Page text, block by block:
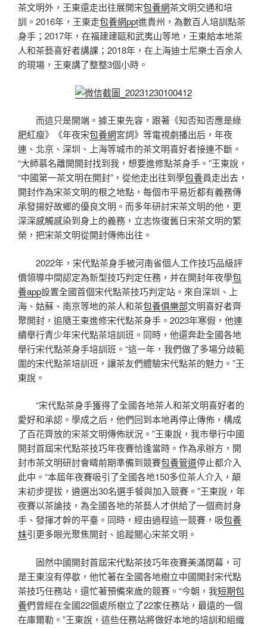
茶文明外，王東還走出往展開宋包養網茶文明交通和培
訓。2016年，王東走包養網ppt進貴州，為數百人培訓點茶
身手；2017年，在福建建甌和武夷山等地，王東給本地茶
人和茶藝喜好者講課；2018年，在上海迪士尼樂土百余人
的現場，王東講了整整3個小時。
而這只是開端。據王東先容，跟著《知否知否應是綠
肥紅瘦》《年夜宋包養網宮詞》等電視劇播出后，年夜
連、北京、深圳、上海等城市的茶文明喜好者接連不斷。
“大師慕名離開開封找到我，想要進修點茶身手。”王東說，
“中國第一茶文明在開封”，從他走出往到學包養員走出去，
開封作為宋茶文明的根之地點，每個市平易近都有義務傳
承發揚好故鄉的優良文明。而多年研討宋茶文明的他，更
深深感觸感染到身上的義務，立志恢復舊日宋茶文明的繁
榮，把宋茶文明從開封傳佈出往。
2022年，宋代點茶身手被河南省個人工作技巧品級評
價領導中間認定為新型技巧判定任務，并在開封年夜學包
養app設置全國首個宋代點茶技巧判定站。來自深圳、上
海、姑蘇、南京等地的茶人和茶包養俱樂部文明喜好者齊
聚開封，追隨王東進修宋代點茶身手。2023年寒假，他連
續舉行青少年宋代點茶培訓班。同時，他還奔赴全國各地
舉行宋代點茶身手培訓班。“這一年，我們做了多場分歧範
圍的宋代點茶培訓班，讓茶友們體驗宋代點茶的魅力。”王
東說。
“宋代點茶身手獲得了全國各地茶人和茶文明喜好者的
愛好和承認。學成之后，他們回到本地再停止傳佈，構成
了百花齊放的宋茶文明傳佈狀況。”王東說，我市舉行中國
開封首屆宋代點茶技巧年夜賽恰逢當時。作為承辦方，開
封市茶文明研討會疇前期準備到競賽包養管道停止都介入
此中。“本屆年夜賽吸引了全國各地150多位茶人介入，顛
末初步提拔，遴選出30名選手餐與加入競賽。”王東說，年
夜賽以茶論技，為全國各地的茶藝人才供給了一個商討身
手、發揮才幹的平臺。同時，經由過程這一競賽，吸包養
妹引更多眼光聚焦開封、追蹤關心宋茶文明。
固然中國開封首屆宋代點茶技巧年夜賽美滿閉幕，可
是王東沒有停歇，他忙著在全國各地樹立中國開封宋代點
茶技巧任務站，還忙著預備來歲的競賽。“今朝，我短期包
養們曾經在全國22個處所樹立了22家任務站，最遠的一個
在庫爾勒。”王東說，這些任務站將做好本地的培訓和組織